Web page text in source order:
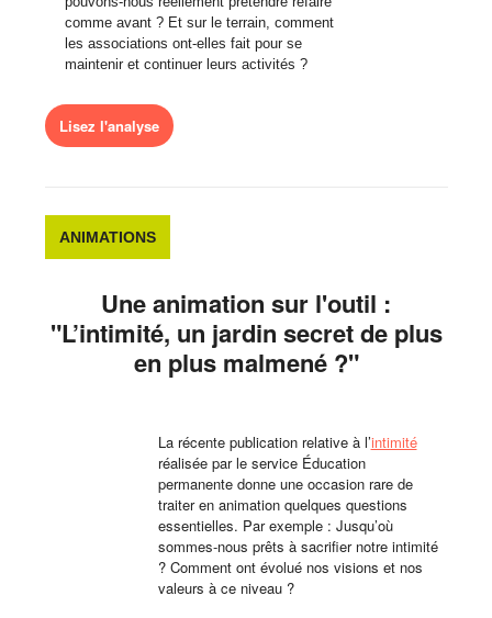
comme avant ? Et sur le terrain, comment
les associations ont-elles fait pour se
maintenir et continuer leurs activités ?
Lisez l'analyse
ANIMATIONS
Une animation sur l'outil :
"L’intimité, un jardin secret de plus
en plus malmené ?"
La récente publication relative à l’intimité
réalisée par le service Éducation
permanente donne une occasion rare de
traiter en animation quelques questions
essentielles. Par exemple : Jusqu’où
sommes-nous prêts à sacrifier notre intimité
? Comment ont évolué nos visions et nos
valeurs à ce niveau ?